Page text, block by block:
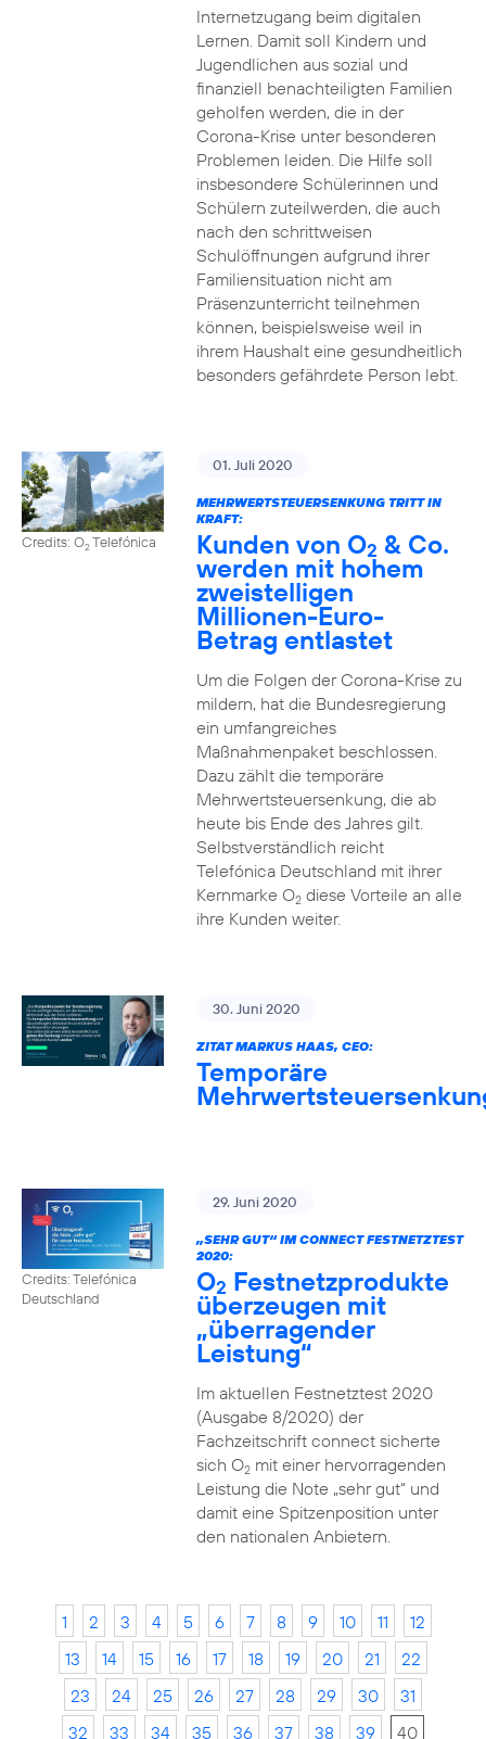
Internetzugang beim digitalen
Lernen. Damit soll Kindern und
Jugendlichen aus sozial und
finanziell benachteiligten Familien
geholfen werden, die in der
Corona-Krise unter besonderen
Problemen leiden. Die Hilfe soll
insbesondere Schülerinnen und
Schülern zuteilwerden, die auch
nach den schrittweisen
Schulöffnungen aufgrund ihrer
Familiensituation nicht am
Präsenzunterricht teilnehmen
können, beispielsweise weil in
ihrem Haushalt eine gesundheitlich
besonders gefährdete Person lebt.
Credits: O2Telefónica
01. Juli 2020
MEHRWERTSTEUERSENKUNG TRITT IN
KRAFT:
Kunden von O2 & Co.
werden mit hohem
zweistelligen
Millionen-Euro-
Betrag entlastet
Um die Folgen der Corona-Krise zu
mildern, hat die Bundesregierung
ein umfangreiches
Maßnahmenpaket beschlossen.
Dazu zählt die temporäre
Mehrwertsteuersenkung, die ab
heute bis Ende des Jahres gilt.
Selbstverständlich reicht
Telefónica Deutschland mit ihrer
Kernmarke O2diese Vorteile an alle
ihre Kunden weiter.
30. Juni 2020
ZITAT MARKUS HAAS, CEO:
Temporäre
Credits: Telefónica
Deutschland
29. Juni 2020
„SEHR GUT“ IM CONNECT FESTNETZTEST
2020:
O2 Festnetzprodukte
überzeugen mit
„überragender
Leistung“
Im aktuellen Festnetztest 2020
(Ausgabe 8/2020) der
Fachzeitschrift connect sicherte
sich O2mit einer hervorragenden
Leistung die Note „sehr gut“ und
damit eine Spitzenposition unter
den nationalen Anbietern.
1 2 3 4 5 6 7 8 9 10 11
12
13
14 15 16 17 18 19 20 21
22
23
24 25 26 27 28 29 30
31
32
33 34 35 36 37 38 39 40